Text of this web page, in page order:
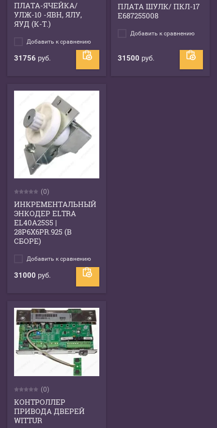
ПЛАТА-ЯЧЕЙКА/
УЛЖ-10 -ЯВН, ЯЛУ,
ЯУД (К-Т.)
Добавить к сравнению
31756 руб.
ПЛАТА ШУЛК/ ПКЛ-17
Е687255008
Добавить к сравнению
31500 руб.
(0)
ИНКРЕМЕНТАЛЬНЫЙ
ЭНКОДЕР ELTRA
EL40A25S5 |
28P6X6PR.925 (В
СБОРЕ)
Добавить к сравнению
31000 руб.
(0)
КОНТРОЛЛЕР
ПРИВОДА ДВЕРЕЙ
WITTUR